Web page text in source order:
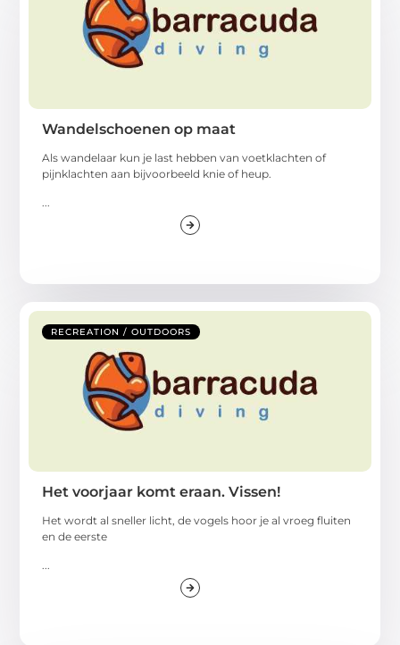
Wandelschoenen op maat
Als wandelaar kun je last hebben van voetklachten of
pijnklachten aan bijvoorbeeld knie of heup.
RECREATION / OUTDOORS
Het voorjaar komt eraan. Vissen!
Het wordt al sneller licht, de vogels hoor je al vroeg fluiten
en de eerste
...